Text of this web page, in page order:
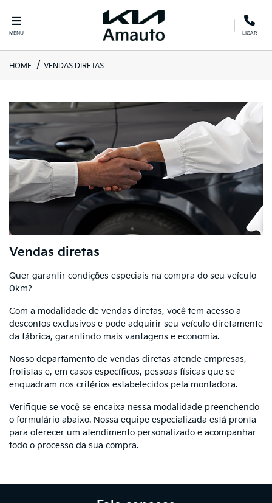
MENU LIGAR
HOME VENDAS DIRETAS
Vendas diretas
Quer garantir condições especiais na compra do seu veículo
0km?
Com a modalidade de vendas diretas, você tem acesso a
descontos exclusivos e pode adquirir seu veículo diretamente
da fábrica, garantindo mais vantagens e economia.
Nosso departamento de vendas diretas atende empresas,
frotistas e, em casos específicos, pessoas físicas que se
enquadram nos critérios estabelecidos pela montadora.
Verifique se você se encaixa nessa modalidade preenchendo
o formulário abaixo. Nossa equipe especializada está pronta
para oferecer um atendimento personalizado e acompanhar
todo o processo da sua compra.